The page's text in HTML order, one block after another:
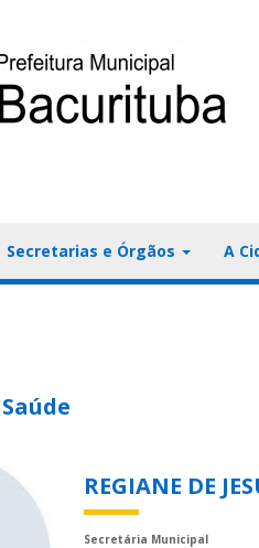
Secretarias e Órgãos A
REGIANE DE
Secretária Municipal